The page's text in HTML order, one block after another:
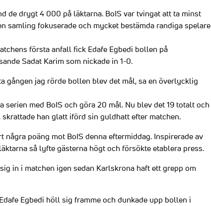
de drygt 4 000 på läktarna. BoIS var tvingat att ta minst
samling fokuserade och mycket bestämda randiga spelare
första anfall fick Edafe Egbedi bollen på
Sadat Karim som nickade in 1-0.
gången jag rörde bollen blev det mål, sa en överlycklig
med BoIS och göra 20 mål. Nu blev det 19 totalt och
han glatt iförd sin guldhatt efter matchen.
poäng mot BoIS denna eftermiddag. Inspirerade av
så lyfte gästerna högt och försökte etablera press.
in i matchen igen sedan Karlskrona haft ett grepp om
Egbedi höll sig framme och dunkade upp bollen i